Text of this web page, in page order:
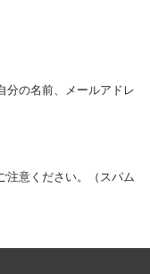
分の名前、メールアドレ
注意ください。（スパム